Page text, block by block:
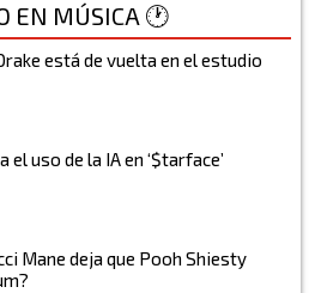
EN MÚSICA 🕐
está de vuelta en el estudio
el uso de la IA en ‘$tarface’
Mane deja que Pooh Shiesty